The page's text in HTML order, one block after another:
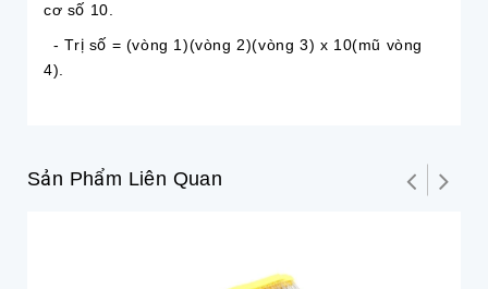
cơ số 10.
- Trị số = (vòng 1)(vòng 2)(vòng 3) x 10(mũ vòng
4).
Sản Phẩm Liên Quan